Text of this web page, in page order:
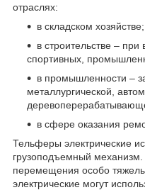
отраслях:
в складском хозяйстве;
в строительстве – при
спортивных,
в промышленности –
металлургической,
в сфере оказания
Тельферы электрические
грузоподъемный
перемещения особо
электрические могут